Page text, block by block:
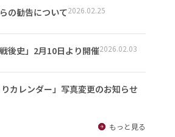
の勧告について2026.02.25
後史」2月10日より開催2026.02.03
りカレンダー」写真変更のお知らせ
もっと見る